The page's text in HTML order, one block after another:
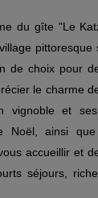
du gîte "Le
pittoresque
de choix pour
le charme
vignoble et
Noël, ainsi
accueillir et
séjours,